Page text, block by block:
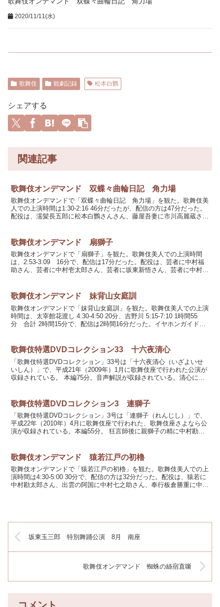
2020/11/11(水)
歌舞伎 観劇記録 松本白鸚
シェアする
関連記事
歌舞伎オンデマンド 双蝶々曲輪日記 角力場
歌舞伎オンデマンドで「双蝶々曲輪日記 角力場」を観た。歌舞伎美
人での上演時間は1:30-2:16 46分だったが、配信の方は47分だった。
配役は、濡髪長五郎に松本白鸚さんさん、藤屋吾妻に市川高麗蔵さ
歌舞伎オンデマンド 扇獅子
歌舞伎オンデマンドで「扇獅子」を観た。歌舞伎美人での上演時間
は、2:53-3:09 16分で、配信は17分だった。配役は、芸者に中村福
助さん、芸者に中村壱太郎さん、芸者に坂東新悟さん、芸者に中村種
歌舞伎オンデマンド 妹背山女庭訓
歌舞伎オンデマンドで「妹背山女庭訓」を観た。歌舞伎美人での上演
時間は、太宰館花渡し 4:30-4:50 20分、吉野川 5:15-7:10 1時間55
分 合計 2時間15分で、配信は2時間16分だった。イヤホンガイド
歌舞伎特選DVDコレクション33 十六夜清心
「歌舞伎特選DVDコレクション」33号は「十六夜清心（いざよいせ
いしん）」で、平成21年（2009年）1月に歌舞伎座で行われた公演が
収録されている。 本編75分。音声解説が収録されている。清心に尾
歌舞伎特選DVDコレクション3 連獅子
「歌舞伎特選DVDコレクション」3号は「連獅子（れんじし）」で、
平成22年（2010年）4月に歌舞伎座で行われた、歌舞伎座さよなら公
演が収録されている。本編55分。 狂言師後に親獅子の精に中村勘三
歌舞伎オンデマンド 猿若江戸の初櫓
歌舞伎オンデマンドで「猿若江戸の初櫓」を観た。歌舞伎美人での上
演時間は4:30-5:00 30分で、配信の方は32分だった。配役は、猿若に
中村勘太郎さん、出雲の阿国に中村七之助さん、奉行板倉勝重に中村
坂東玉三郎 特別舞踊公演 8月 南座
歌舞伎オンデマンド 蜘蛛の絲宿直噺